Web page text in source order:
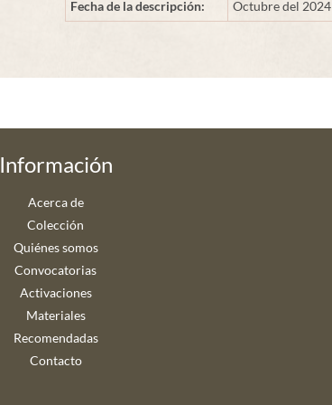
Fecha de la descripción: Octubre del 2024
Información
Acerca de
Colección
Quiénes somos
Convocatorias
Activaciones
Materiales
Recomendadas
Contacto